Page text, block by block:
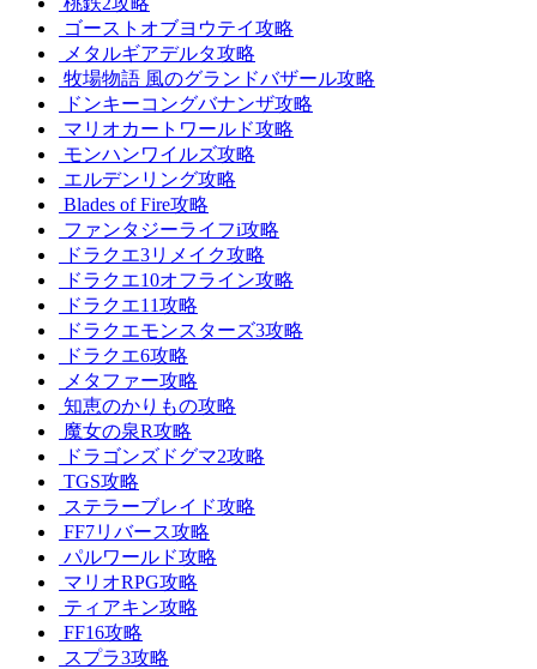
ゴーストオブヨウテイ攻略
メタルギアデルタ攻略
牧場物語 風のグランドバザール攻略
ドンキーコングバナンザ攻略
マリオカートワールド攻略
モンハンワイルズ攻略
エルデンリング攻略
Blades of Fire攻略
ファンタジーライフi攻略
ドラクエ3リメイク攻略
ドラクエ10オフライン攻略
ドラクエ11攻略
ドラクエモンスターズ3攻略
ドラクエ6攻略
メタファー攻略
知恵のかりもの攻略
魔女の泉R攻略
ドラゴンズドグマ2攻略
TGS攻略
ステラーブレイド攻略
FF7リバース攻略
パルワールド攻略
マリオRPG攻略
ティアキン攻略
FF16攻略
スプラ3攻略